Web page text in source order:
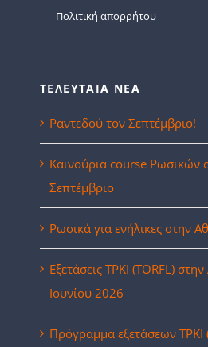
Πολιτική απορρήτου
ΤΕΛΕΥΤΑΙΑ ΝΕΑ
Ραντεδού τον Σεπτέμβριο!
Καινούρια course Ρωσικών
Σεπτέμβριο
Ρωσικά για ενήλικες στην
Eξετάσεις ΤΡΚΙ (TORFL)
Ιουνίου 2026
Πρόγραμμα εξετάσεων ΤΡΚΙ